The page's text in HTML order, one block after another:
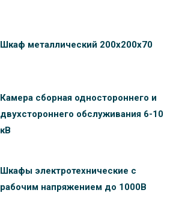
Шкаф металлический 200х200х70
Камера сборная одностороннего и
двухстороннего обслуживания 6-10
кВ
Шкафы электротехнические c
рабочим напряжением до 1000В